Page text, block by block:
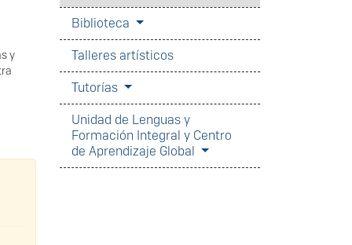
y
Biblioteca
Talleres artísticos
Tutorías
Unidad de Lenguas y
Formación Integral y Centro
de Aprendizaje Global